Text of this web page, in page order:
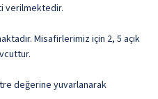
verilmektedir.
Misafirlerimiz için 2, 5 açık
değerine yuvarlanarak